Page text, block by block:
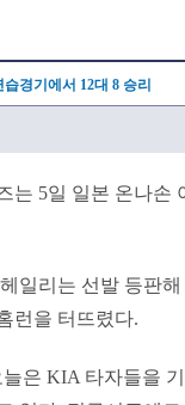
경기에서 12대 8 승리
는 5일 일본 온나손
일리는 선발 등판
런을 터뜨렸다.
은 KIA 타자들을